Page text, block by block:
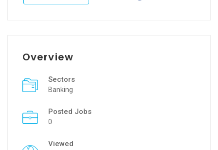
Overview
Sectors
Banking
Posted Jobs
0
Viewed